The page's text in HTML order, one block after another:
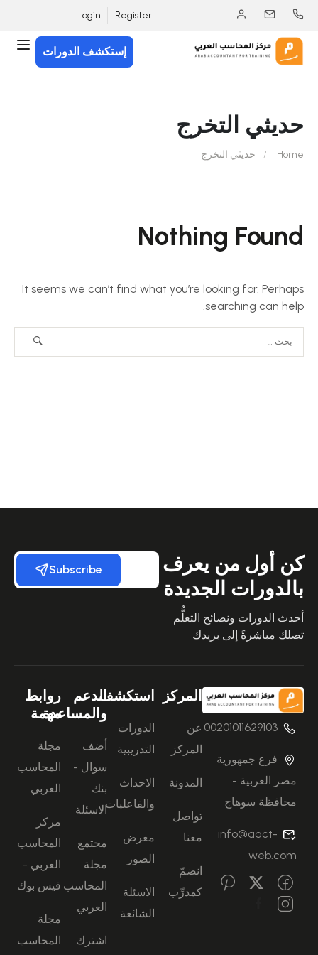
Register
Login
إستكشف الدورات
حديثي التخرج
Home حديثي التخرج
Nothing Found
It seems we can’t find what you’re looking for. Perhaps
searching can help.
كن أول من يعرف
بالدورات الجديدة
أحدث الدورات ونصائح التعلُّم
تصلك مباشرةً إلى بريدك
Subscribe
00201011629103
فرع جمهورية
مصر العربية -
محافظة سوهاج
info@aact-
web.com
المركز
عن
المركز
المدونة
تواصل
معنا
انضمّ
كمدرِّب
استكشف
الدورات
التدريبية
الاحداث
والفاعليات
معرض
الصور
الاسئلة
الشائعة
الدعم
والمساعدة
أضف
سوال -
بنك
الاسئلة
مجتمع
مجلة
المحاسب
العربي
اشترك
روابط
مهمة
مجلة
المحاسب
العربي
مركز
المحاسب
العربي -
فيس بوك
مجلة
المحاسب